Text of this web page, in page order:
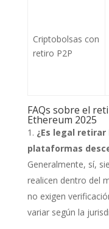
Criptobolsas con
retiro P2P
FAQs sobre el
Ethereum 2025
¿Es legal retirar
plataformas
Generalmente, sí,
realicen dentro del
no exigen
variar según la